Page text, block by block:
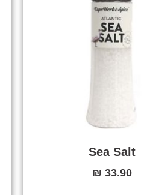
Sea Salt
33.90
₪